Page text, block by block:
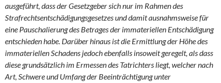
ausgeführt, dass der Gesetzgeber sich nur im Rahmen des
Strafrechtsentschädigungsgesetzes und damit ausnahmsweise für
eine Pauschalierung des Betrages der immateriellen Entschädigung
entschieden habe. Darüber hinaus ist die Ermittlung der Höhe des
immateriellen Schadens jedoch ebenfalls insoweit geregelt, als dass
diese grundsätzlich im Ermessen des Tatrichters liegt, welcher nach
Art, Schwere und Umfang der Beeinträchtigung unter